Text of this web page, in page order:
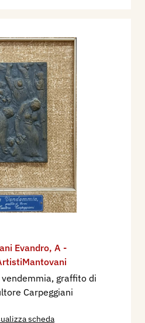
Evandro, A -
vendemmia, graffito di
Carpeggiani
scheda